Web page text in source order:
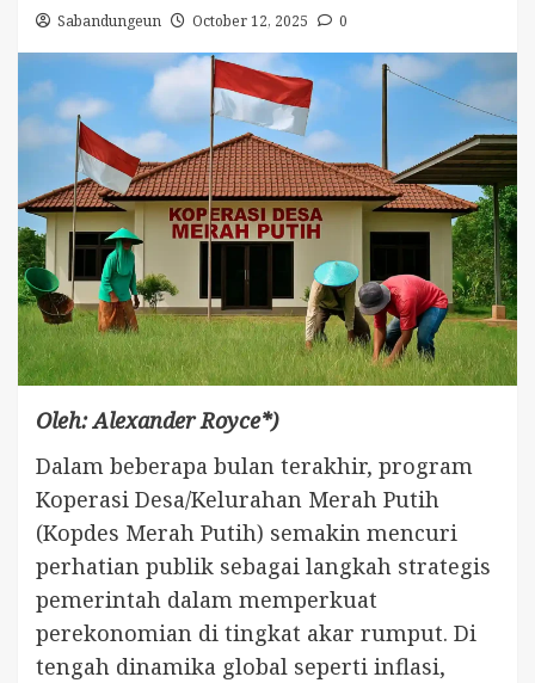
Sabandungeun October 12, 2025 0
Oleh: Alexander Royce*)
Dalam beberapa bulan terakhir, program
Koperasi Desa/Kelurahan Merah Putih
(Kopdes Merah Putih) semakin mencuri
perhatian publik sebagai langkah strategis
pemerintah dalam memperkuat
perekonomian di tingkat akar rumput. Di
tengah dinamika global seperti inflasi,